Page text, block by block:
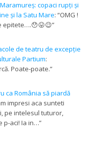
copaci rupți și
și la Satu Mare: “OMG !
epitete….😯😛😉”
de teatru de excepție
Partium:
Poate-poate.”
ca România să piardă
impresi aca sunteti
pe intelesul tuturor,
p-aci! Ia in…”